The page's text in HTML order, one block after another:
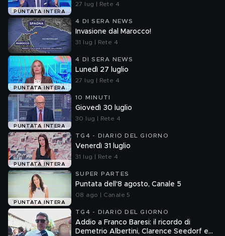
PUNTATA INTERA
27 lug | Rete 4
4 DI SERA NEWS
Invasione dal Marocco!
31 lug | Rete 4
PUNTATA INTERA
4 DI SERA NEWS
Lunedì 27 luglio
27 lug | Rete 4
PUNTATA INTERA
10 MINUTI
Giovedì 30 luglio
30 lug | Rete 4
PUNTATA INTERA
TG4 - DIARIO DEL GIORNO
Venerdì 31 luglio
31 lug | Rete 4
PUNTATA INTERA
SUPER PARTES
Puntata dell'8 agosto, Canale 5
08 ago | Canale 5
TG4 - DIARIO DEL GIORNO
Addio a Franco Baresi: il ricordo di
Demetrio Albertini, Clarence Seedorf e